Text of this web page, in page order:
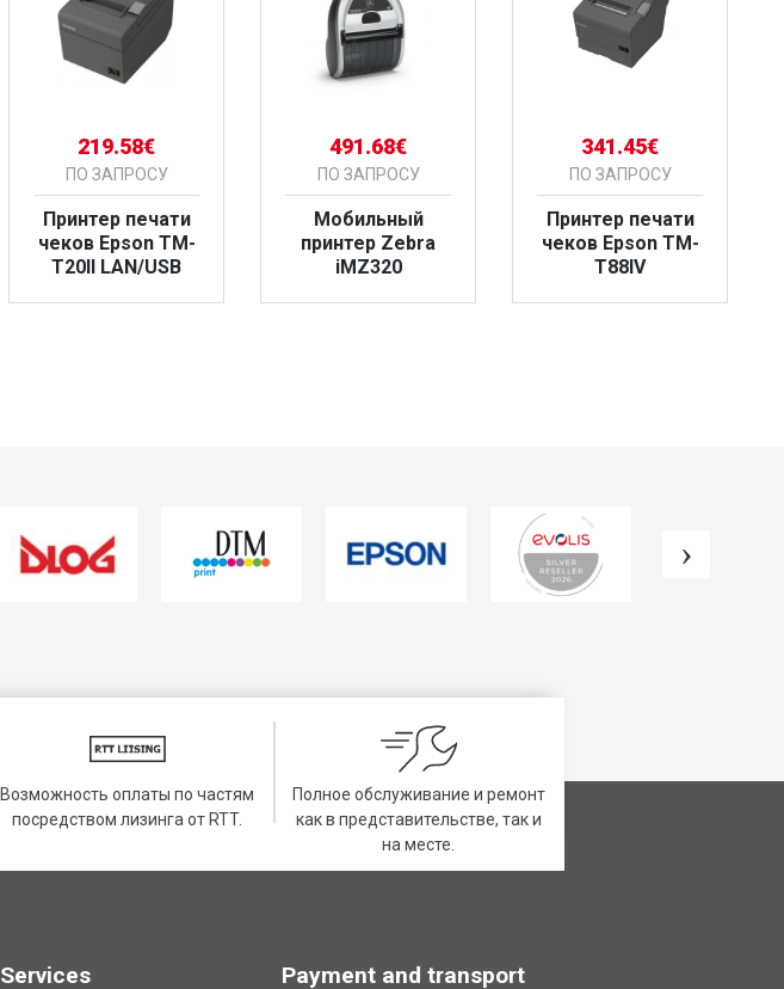
219.58€
ПО ЗАПРОСУ
Принтер печати
чеков Epson TM-
T20II LAN/USB
491.68€
ПО ЗАПРОСУ
Мобильный
принтер Zebra
iMZ320
341.45€
ПО ЗАПРОСУ
Принтер печати
чеков Epson TM-
T88IV
Возможность оплаты по частям
посредством лизинга от RTT.
Полное обслуживание и ремонт
как в представительстве, так и
на месте.
Services Payment and transport